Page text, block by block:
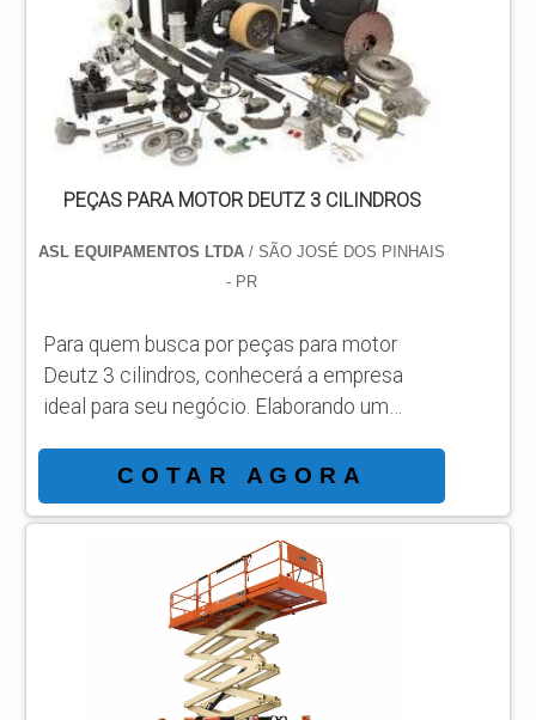
PEÇAS PARA MOTOR DEUTZ 3 CILINDROS
ASL EQUIPAMENTOS LTDA/ SÃO JOSÉ DOS PINHAIS
- PR
Para quem busca por peças para motor
Deutz 3 cilindros, conhecerá a empresa
ideal para seu negócio. Elaborando um
organização do ramo e conhecendo a líder
da área de atuação. Quando a busca é por
peças para motor Deutz 3 cilindros, com a
melhor mão de obra da ASL Equipamentos
irá encontrar precisão com qualidade e
rapidez no atendimento. OUTRAS
INFORMAÇÕES SOBRE PEÇAS PARA
COTAR AGORA